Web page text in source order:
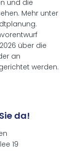
und die
Mehr unter
über die
an
werden.
da!
19